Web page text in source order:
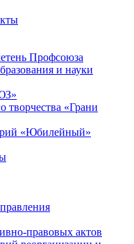
Профсоюза
и науки
творчества «Грани
«Юбилейный»
правовых актов